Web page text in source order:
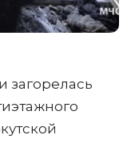
загорелась